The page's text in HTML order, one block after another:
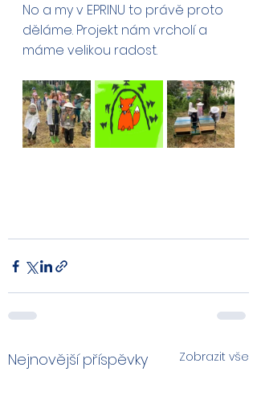
No a my v EPRINU to právě proto
děláme. Projekt nám vrcholí a
máme velikou radost.
Nejnovější příspěvky Zobrazit vše